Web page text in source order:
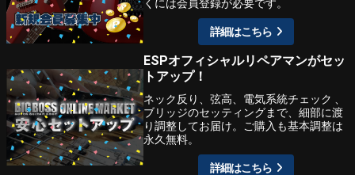
くには会員登録が必要です。
詳細はこちら
ESPオフィシャルリペアマンがセッ
トアップ！
ネック反り、弦高、電気系統チェック 、
ブリッジのセッティングまで、細部に渡
り調整してお届け。ご購入も基本調整は
永久無料。
詳細はこちら